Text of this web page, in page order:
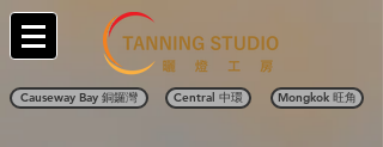
Causeway Bay 銅鑼灣 Central 中環 Mongkok 旺角